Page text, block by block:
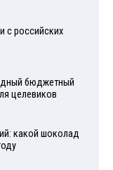
с российских
бюджетный
целевиков
какой шоколад